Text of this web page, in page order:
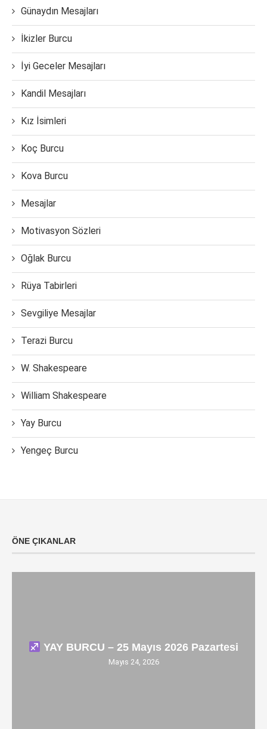
Günaydın Mesajları
İkizler Burcu
İyi Geceler Mesajları
Kandil Mesajları
Kız İsimleri
Koç Burcu
Kova Burcu
Mesajlar
Motivasyon Sözleri
Oğlak Burcu
Rüya Tabirleri
Sevgiliye Mesajlar
Terazi Burcu
W. Shakespeare
William Shakespeare
Yay Burcu
Yengeç Burcu
ÖNE ÇIKANLAR
YAY BURCU – 25 Mayıs 2026 Pazartesi
Mayıs 24, 2026